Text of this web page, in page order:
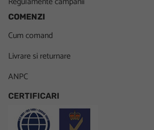
COMENZI
Cum comand
Livrare si returnare
ANPC
CERTIFICARI